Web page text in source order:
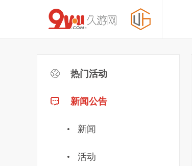
热门活动
新闻公告
新闻
活动